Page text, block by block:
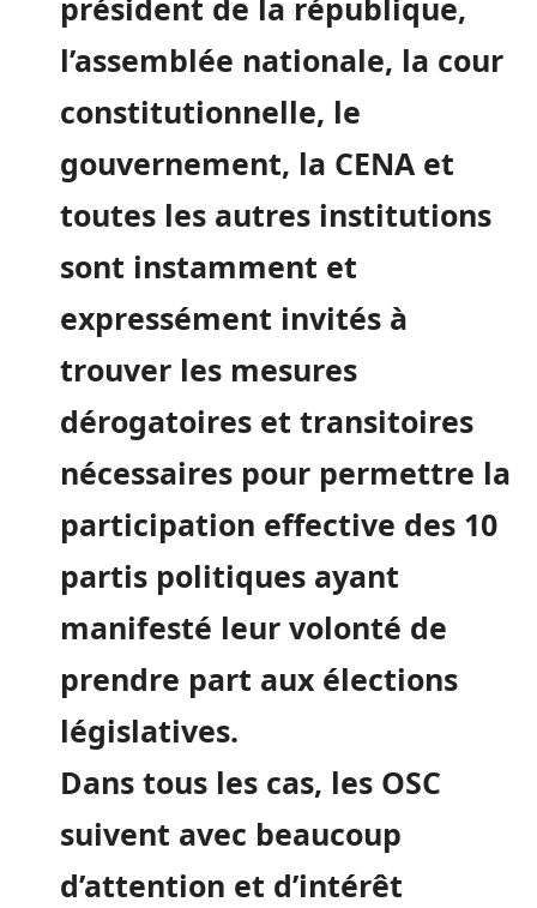
président de la république,
l’assemblée nationale, la cour
constitutionnelle, le
gouvernement, la CENA et
toutes les autres institutions
sont instamment et
expressément invités à
trouver les mesures
dérogatoires et transitoires
nécessaires pour permettre la
participation effective des 10
partis politiques ayant
manifesté leur volonté de
prendre part aux élections
législatives.
Dans tous les cas, les OSC
suivent avec beaucoup
d’attention et d’intérêt